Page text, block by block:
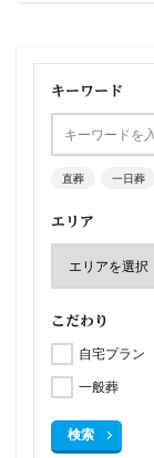
キーワード
直葬 一日葬
エリア
こだわり
自宅プラン
一般葬
検索